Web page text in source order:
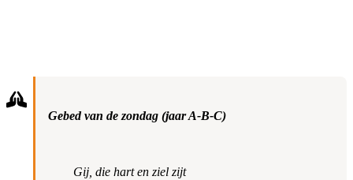
Gebed van de zondag (jaar A-B-C)
Gij, die hart en ziel zijt